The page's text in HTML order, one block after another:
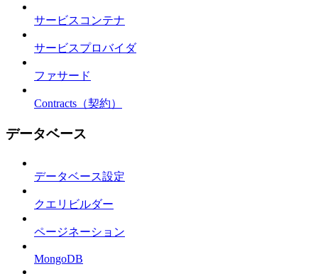
サービスコンテナ
サービスプロバイダ
ファサード
Contracts（契約）
データベース
データベース設定
クエリビルダー
ページネーション
MongoDB